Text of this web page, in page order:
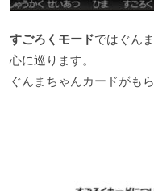
すごろくモードではぐん
心に巡ります。
ぐんまちゃんカードがもら